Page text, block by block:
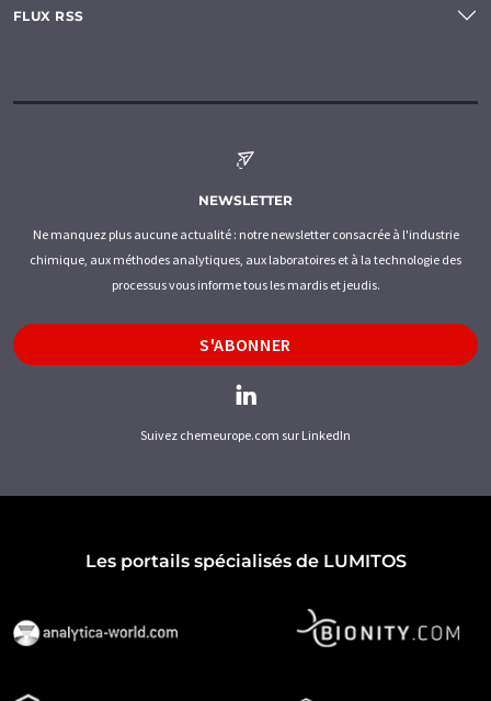
FLUX RSS
NEWSLETTER
Ne manquez plus aucune actualité : notre newsletter consacrée à l'industrie
chimique, aux méthodes analytiques, aux laboratoires et à la technologie des
processus vous informe tous les mardis et jeudis.
S'ABONNER
Suivez chemeurope.com sur LinkedIn
Les portails spécialisés de LUMITOS